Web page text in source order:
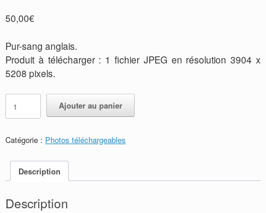
50,00€
Pur-sang anglais.
Produit à télécharger : 1 fichier JPEG en résolution 3904 x
5208 pixels.
quantité
JPEG
Pur-
anglais
Ajouter au panier
Catégorie : Photos téléchargeables
Description
Description